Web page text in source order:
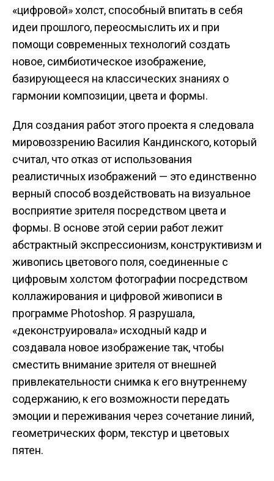
«цифровой» холст, способный впитать в себя
идеи прошлого, переосмыслить их и при
помощи современных технологий создать
новое, симбиотическое изображение,
базирующееся на классических знаниях о
гармонии композиции, цвета и формы.
Для создания работ этого проекта я следовала
мировоззрению Василия Кандинского, который
считал, что отказ от использования
реалистичных изображений — это единственно
верный способ воздействовать на визуальное
восприятие зрителя посредством цвета и
формы. В основе этой серии работ лежит
абстрактный экспрессионизм, конструктивизм и
живопись цветового поля, соединенные с
цифровым холстом фотографии посредством
коллажирования и цифровой живописи в
программе Photoshop. Я разрушала,
«деконструировала» исходный кадр и
создавала новое изображение так, чтобы
сместить внимание зрителя от внешней
привлекательности снимка к его внутреннему
содержанию, к его возможности передать
эмоции и переживания через сочетание линий,
геометрических форм, текстур и цветовых
пятен.